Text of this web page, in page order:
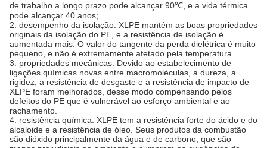
de trabalho a longo prazo pode alcançar 90℃, e a vida térmica
pode alcançar 40 anos;
2. desempenho da isolação: XLPE mantém as boas propriedades
originais da isolação do PE, e a resistência de isolação é
aumentada mais. O valor do tangente da perda dielétrica é muito
pequeno, e não é extremamente afetado pela temperatura.
3. propriedades mecânicas: Devido ao estabelecimento de
ligações químicas novas entre macromoléculas, a dureza, a
rigidez, a resistência de desgaste e a resistência de impacto de
XLPE foram melhorados, desse modo compensando pelos
defeitos do PE que é vulnerável ao esforço ambiental e ao
rachamento.
4. resistência química: XLPE tem a resistência forte do ácido e do
alcaloide e a resistência de óleo. Seus produtos da combustão
são dióxido principalmente da água e de carbono, que são